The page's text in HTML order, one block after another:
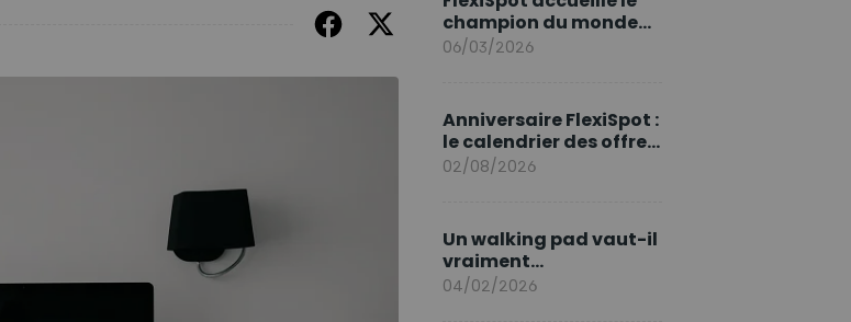
champion du monde
Sami Khedira comme
06/03/2026
Anniversaire FlexiSpot :
le calendrier des offres
d’août
02/08/2026
Un walking pad vaut-il
vraiment
l'investissement ?
04/02/2026